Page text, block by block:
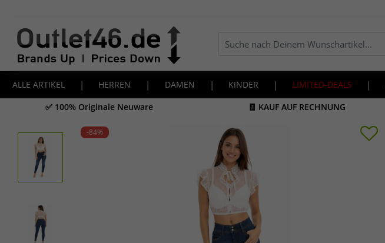
ALLE ARTIKEL | HERREN | DAMEN | KINDER | LIMITED-DEALS |
✅ 100% Originale Neuware
🧾 KAUF AUF RECHNUNG
-84%